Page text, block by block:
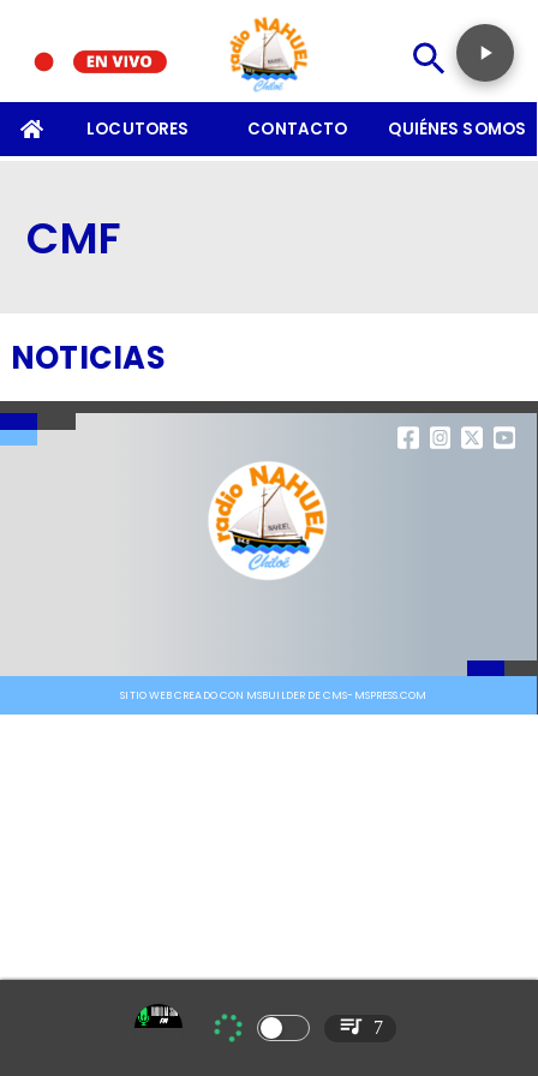
LOCUTORES CONTACTO QUIÉNES SOMOS
CMF
NOTICIAS
SITIO WEB CREADO CON MSBUILDER DE CMS-MSPRESS.COM
7